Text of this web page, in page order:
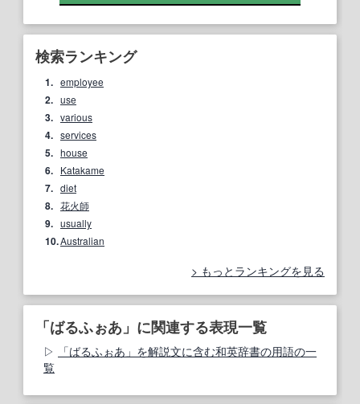
検索ランキング
1. employee
2. use
3. various
4. services
5. house
6. Katakame
7. diet
8. 花火師
9. usually
10.Australian
もっとランキングを見る
「ばるふぉあ」に関連する表現一覧
「ばるふぉあ」を解説文に含む和英辞書の用語の一
覧